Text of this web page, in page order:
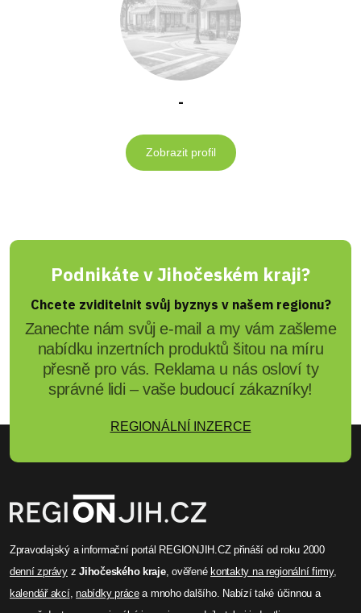
-
Zobrazit profil
Podnikáte v Jihočeském kraji?
Chcete zviditelnit svůj byznys v našem regionu?
Zanechte nám svůj e-mail a my vám zašleme
nabídku inzertních produktů šitou na míru
přesně pro vás. Reklama u nás osloví ty
správné lidi – vaše budoucí zákazníky!
REGIONÁLNÍ INZERCE
Zpravodajský a informační portál REGIONJIH.CZ přináší od roku 2000
denní zprávyzJihočeského kraje, ověřené kontakty na regionální firmy,
kalendář akcí,nabídky prácea mnoho dalšího. Nabízí také účinnou a